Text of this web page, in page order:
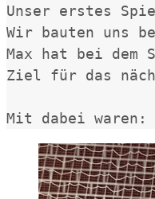
Unser erstes
Wir bauten uns
Max hat bei dem
Ziel für das